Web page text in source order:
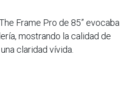
Frame Pro de 85” evocaba
mostrando la calidad de
claridad vívida.